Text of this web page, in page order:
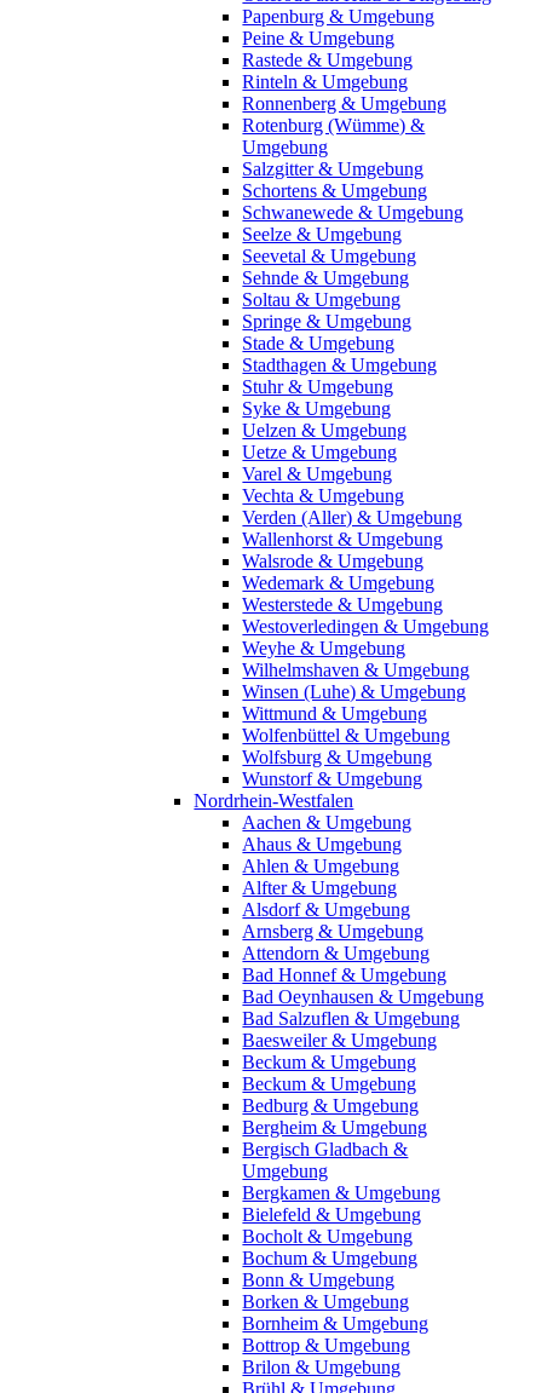
Papenburg & Umgebung
Peine & Umgebung
Rastede & Umgebung
Rinteln & Umgebung
Ronnenberg & Umgebung
Rotenburg (Wümme) &
Umgebung
Salzgitter & Umgebung
Schortens & Umgebung
Schwanewede & Umgebung
Seelze & Umgebung
Seevetal & Umgebung
Sehnde & Umgebung
Soltau & Umgebung
Springe & Umgebung
Stade & Umgebung
Stadthagen & Umgebung
Stuhr & Umgebung
Syke & Umgebung
Uelzen & Umgebung
Uetze & Umgebung
Varel & Umgebung
Vechta & Umgebung
Verden (Aller) & Umgebung
Wallenhorst & Umgebung
Walsrode & Umgebung
Wedemark & Umgebung
Westerstede & Umgebung
Westoverledingen & Umgebung
Weyhe & Umgebung
Wilhelmshaven & Umgebung
Winsen (Luhe) & Umgebung
Wittmund & Umgebung
Wolfenbüttel & Umgebung
Wolfsburg & Umgebung
Wunstorf & Umgebung
Nordrhein-Westfalen
Aachen & Umgebung
Ahaus & Umgebung
Ahlen & Umgebung
Alfter & Umgebung
Alsdorf & Umgebung
Arnsberg & Umgebung
Attendorn & Umgebung
Bad Honnef & Umgebung
Bad Oeynhausen & Umgebung
Bad Salzuflen & Umgebung
Baesweiler & Umgebung
Beckum & Umgebung
Beckum & Umgebung
Bedburg & Umgebung
Bergheim & Umgebung
Bergisch Gladbach &
Umgebung
Bergkamen & Umgebung
Bielefeld & Umgebung
Bocholt & Umgebung
Bochum & Umgebung
Bonn & Umgebung
Borken & Umgebung
Bornheim & Umgebung
Bottrop & Umgebung
Brilon & Umgebung
Brühl & Umgebung